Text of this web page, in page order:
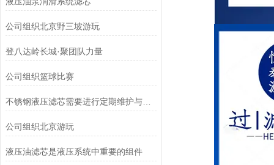
公司组织北京野三坡游玩
登八达岭长城·聚团队力量
公司组织篮球比赛
不锈钢液压滤芯需要进行定期维护与清洁
公司组织北京游玩
液压油滤芯是液压系统中重要的组件